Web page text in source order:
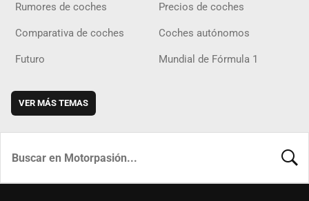
Rumores de coches Precios de coches
Comparativa de coches Coches autónomos
Futuro Mundial de Fórmula 1
VER MÁS TEMAS